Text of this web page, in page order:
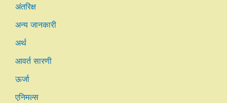
अंतरिक्ष
अन्य जानकारी
अर्थ
आवर्त सारणी
ऊर्जा
एनिमल्स